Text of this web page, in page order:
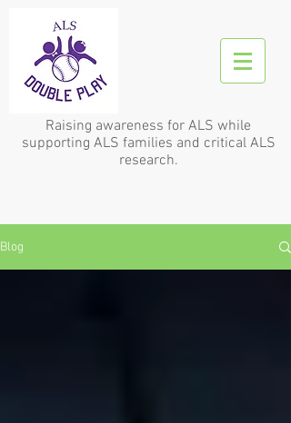
Raising awareness for ALS while
supporting ALS families and critical ALS
research.
Blog